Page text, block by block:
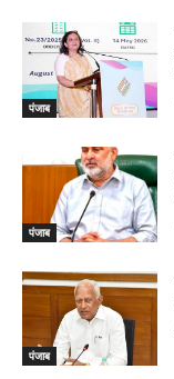
पंजाब
पंजाब
पंजाब